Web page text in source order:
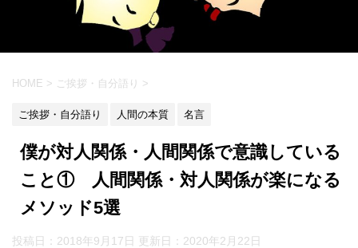
HOME > ご挨拶・自分語り >
ご挨拶・自分語り 人間の本質 名言
僕が対人関係・人間関係で意識している
こと① 人間関係・対人関係が楽になる
メソッド5選
投稿日：2018年9月17日 更新日： 2020年2月22日